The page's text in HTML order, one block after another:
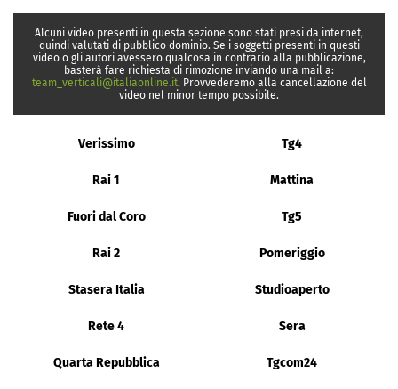
Alcuni video presenti in questa sezione sono stati presi da internet,
quindi valutati di pubblico dominio. Se i soggetti presenti in questi
video o gli autori avessero qualcosa in contrario alla pubblicazione,
basterà fare richiesta di rimozione inviando una mail a:
team_verticali@italiaonline.it. Provvederemo alla cancellazione del
video nel minor tempo possibile.
Verissimo Tg4
Rai 1 Mattina
Fuori dal Coro Tg5
Rai 2 Pomeriggio
Stasera Italia Studioaperto
Rete 4 Sera
Quarta Repubblica Tgcom24